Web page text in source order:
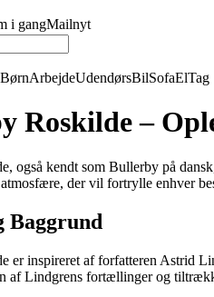
i gangMailnyt
BørnArbejdeUdendørsBilSofaElTag
Roskilde –
også kendt som Bullerby på
der vil fortrylle enhver
Baggrund
er inspireret af forfatteren Astrid
af Lindgrens fortællinger og